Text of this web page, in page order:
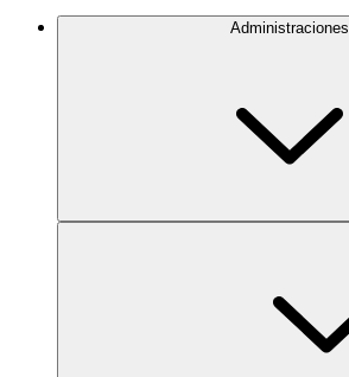
Administraciones